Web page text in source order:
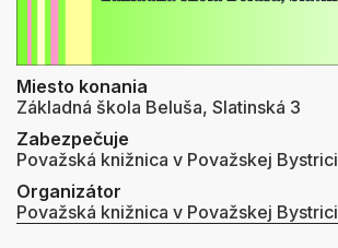
Miesto konania
Základná škola Beluša, Slatinská 3
Zabezpečuje
Považská knižnica v Považskej Bystrici
Organizátor
Považská knižnica v Považskej Bystrici